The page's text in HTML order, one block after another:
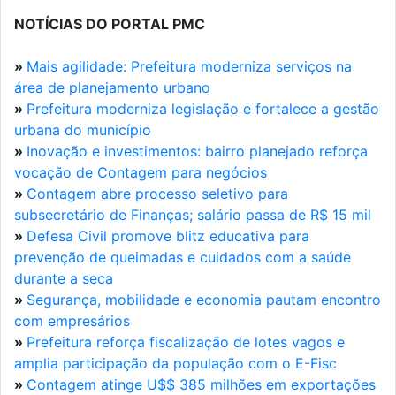
NOTÍCIAS DO PORTAL PMC
» Mais agilidade: Prefeitura moderniza serviços na
área de planejamento urbano
» Prefeitura moderniza legislação e fortalece a gestão
urbana do município
» Inovação e investimentos: bairro planejado reforça
vocação de Contagem para negócios
» Contagem abre processo seletivo para
subsecretário de Finanças; salário passa de R$ 15 mil
» Defesa Civil promove blitz educativa para
prevenção de queimadas e cuidados com a saúde
durante a seca
» Segurança, mobilidade e economia pautam encontro
com empresários
» Prefeitura reforça fiscalização de lotes vagos e
amplia participação da população com o E-Fisc
» Contagem atinge U$$ 385 milhões em exportações